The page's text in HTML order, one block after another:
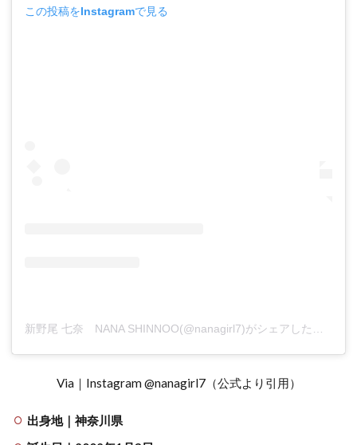
この投稿をInstagramで見る
Via｜Instagram @nanagirl7（公式より引用）
出身地｜神奈川県